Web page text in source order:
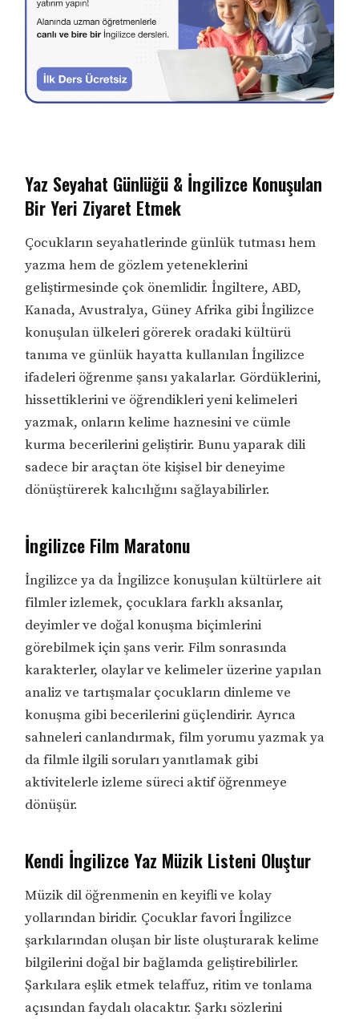
Yaz Seyahat Günlüğü & İngilizce Konuşulan
Bir Yeri Ziyaret Etmek
Çocukların seyahatlerinde günlük tutması hem
yazma hem de gözlem yeteneklerini
geliştirmesinde çok önemlidir. İngiltere, ABD,
Kanada, Avustralya, Güney Afrika gibi İngilizce
konuşulan ülkeleri görerek oradaki kültürü
tanıma ve günlük hayatta kullanılan İngilizce
ifadeleri öğrenme şansı yakalarlar. Gördüklerini,
hissettiklerini ve öğrendikleri yeni kelimeleri
yazmak, onların kelime haznesini ve cümle
kurma becerilerini geliştirir. Bunu yaparak dili
sadece bir araçtan öte kişisel bir deneyime
dönüştürerek kalıcılığını sağlayabilirler.
İngilizce Film Maratonu
İngilizce ya da İngilizce konuşulan kültürlere ait
filmler izlemek, çocuklara farklı aksanlar,
deyimler ve doğal konuşma biçimlerini
görebilmek için şans verir. Film sonrasında
karakterler, olaylar ve kelimeler üzerine yapılan
analiz ve tartışmalar çocukların dinleme ve
konuşma gibi becerilerini güçlendirir. Ayrıca
sahneleri canlandırmak, film yorumu yazmak ya
da filmle ilgili soruları yanıtlamak gibi
aktivitelerle izleme süreci aktif öğrenmeye
dönüşür.
Kendi İngilizce Yaz Müzik Listeni Oluştur
Müzik dil öğrenmenin en keyifli ve kolay
yollarından biridir. Çocuklar favori İngilizce
şarkılarından oluşan bir liste oluşturarak kelime
bilgilerini doğal bir bağlamda geliştirebilirler.
Şarkılara eşlik etmek telaffuz, ritim ve tonlama
açısından faydalı olacaktır. Şarkı sözlerini